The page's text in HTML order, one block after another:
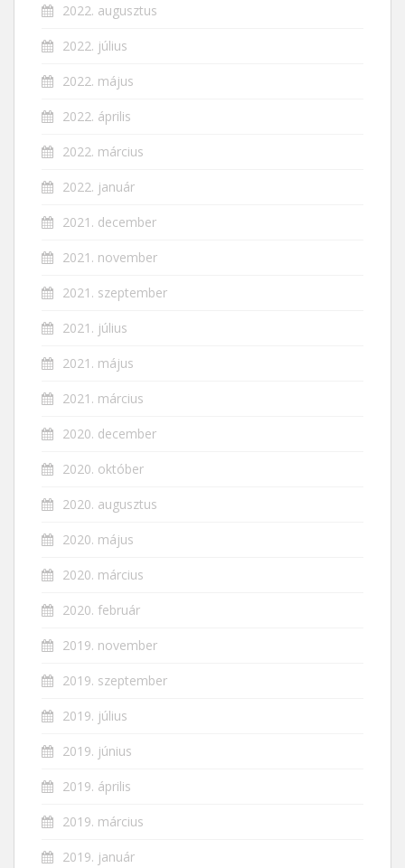
2022. augusztus
2022. július
2022. május
2022. április
2022. március
2022. január
2021. december
2021. november
2021. szeptember
2021. július
2021. május
2021. március
2020. december
2020. október
2020. augusztus
2020. május
2020. március
2020. február
2019. november
2019. szeptember
2019. július
2019. június
2019. április
2019. március
2019. január